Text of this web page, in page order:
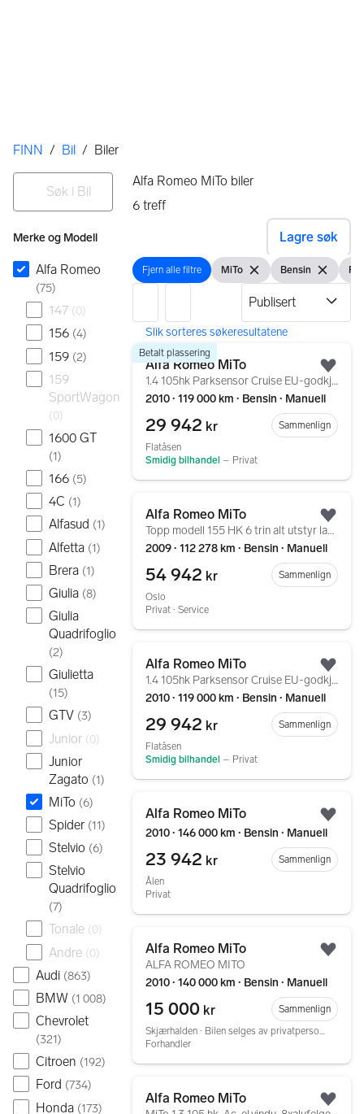
Her er du
FINN / Bil / Biler
Filtre
Søk i Bil
Merke og Modell
Alfa Romeo
(75)
147 (0)
156 (4)
159 (2)
159
SportWagon
(0)
1600 GT
(1)
166 (5)
4C (1)
Alfasud (1)
Alfetta (1)
Brera (1)
Giulia (8)
Giulia
Quadrifoglio
(2)
Giulietta
(15)
GTV (3)
Junior (0)
Junior
Zagato (1)
MiTo (6)
Spider (11)
Stelvio (6)
Stelvio
Quadrifoglio
(7)
Tonale (0)
Andre (0)
Audi (863)
BMW (1 008)
Chevrolet
(321)
Citroen (192)
Ford (734)
Honda (173)
Alfa Romeo MiTo biler
6treff
Lagre søk
Fjern alle filtre
Fjern alle filtre Vis filter
MiTo Fjern filteret
Vis filter
Bensin Fjern
6 resultater
Betalt plassering
Alfa Romeo MiTo
1.4 105hk Parksensor Cruise EU-godkj til 09. 2027
2010 ∙ 119 000 km ∙ Bensin ∙ Manuell
29 942 kr
Sammenlign
Flatåsen
Smidig bilhandel – Privat
Gå til annonsen
Alfa Romeo MiTo
Topp modell 155 HK 6 trin alt utstyr lav km
2009 ∙ 112 278 km ∙ Bensin ∙ Manuell
54 942 kr
Sammenlign
Oslo
Privat ∙ Service
Alfa Romeo MiTo
1.4 105hk Parksensor Cruise EU-godkj til 09. 2027
2010 ∙ 119 000 km ∙ Bensin ∙ Manuell
29 942 kr
Sammenlign
Flatåsen
Smidig bilhandel – Privat
Alfa Romeo MiTo
2010 ∙ 146 000 km ∙ Bensin ∙ Manuell
23 942 kr
Sammenlign
Ålen
Privat
Alfa Romeo MiTo
ALFA ROMEO MITO
2010 ∙ 140 000 km ∙ Bensin ∙ Manuell
15 000 kr
Sammenlign
Skjærhalden ∙ Bilen selges av privatperson. Rebil bistår selger gjennom annonseringssprosessen. Som kjøper kan du få lån, gratis forsikring, garanti og innbytte hos oss.
Forhandler
Alfa Romeo MiTo